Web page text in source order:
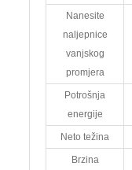
Nanesite
naljepnice
vanjskog
promjera
Potrošnja
energije
Neto težina
Brzina